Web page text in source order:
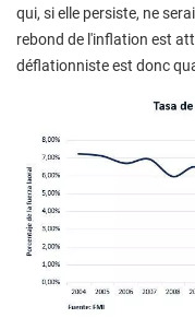
qui, si elle persiste, ne
rebond de l'inflation est
déflationniste est donc